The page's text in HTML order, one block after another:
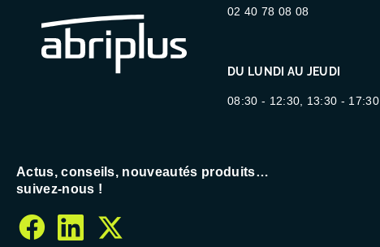
02 40 78 08 08
DU LUNDI AU JEUDI
08:30 - 12:30, 13:30 - 17:30
Actus, conseils, nouveautés produits…
suivez-nous !